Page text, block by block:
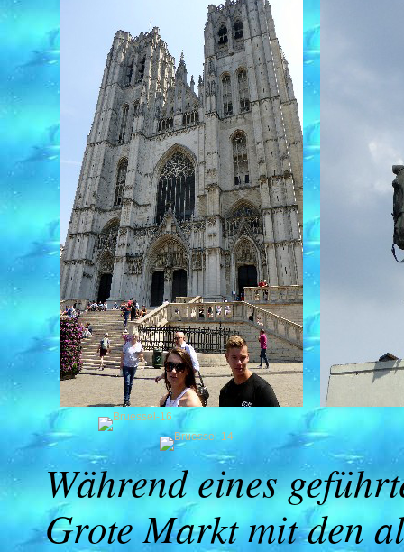
Während eines
Grote Markt mit den